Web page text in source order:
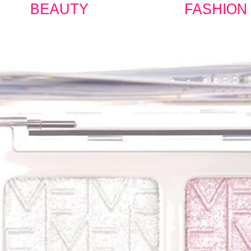
BEAUTY FASHION